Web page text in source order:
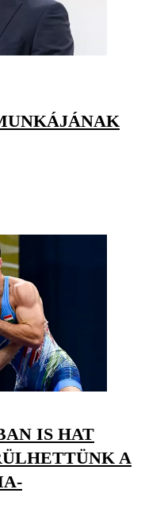
IS HAT
A